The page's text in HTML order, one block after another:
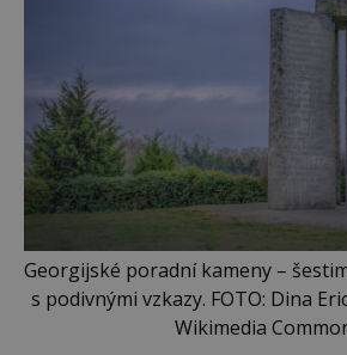
Georgijské poradní kameny –
s podivnými vzkazy. FOTO: Dina
Wikimedia